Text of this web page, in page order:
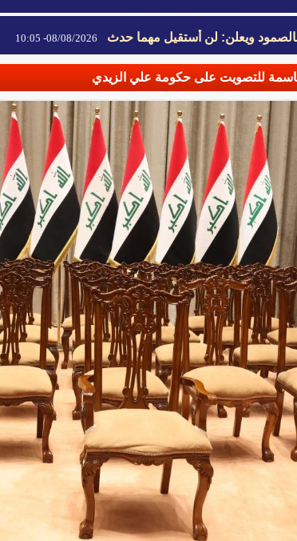
ويعلن: لن أستقيل مهما حدث 08/08/2026- 10:05
ويعلن: لن أستقيل مهما حدث 08/08/2026- 10:05
للتصويت على حكومة علي الزيدي